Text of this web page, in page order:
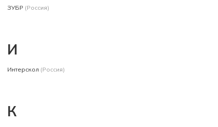
ЗУБР (Россия)
И
Интерскол (Россия)
К